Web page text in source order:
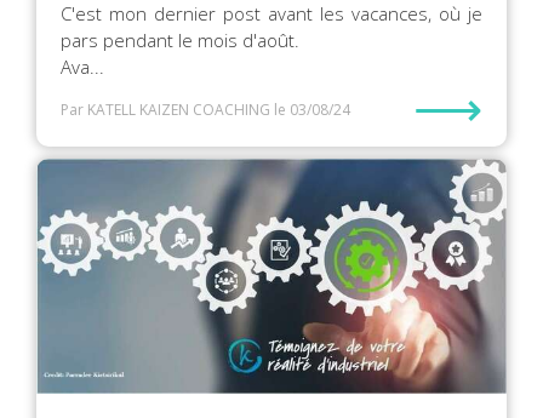
C'est mon dernier post avant les vacances, où je
pars pendant le mois d'août.
Ava...
Par KATELL KAIZEN COACHING le 03/08/24 ⟶